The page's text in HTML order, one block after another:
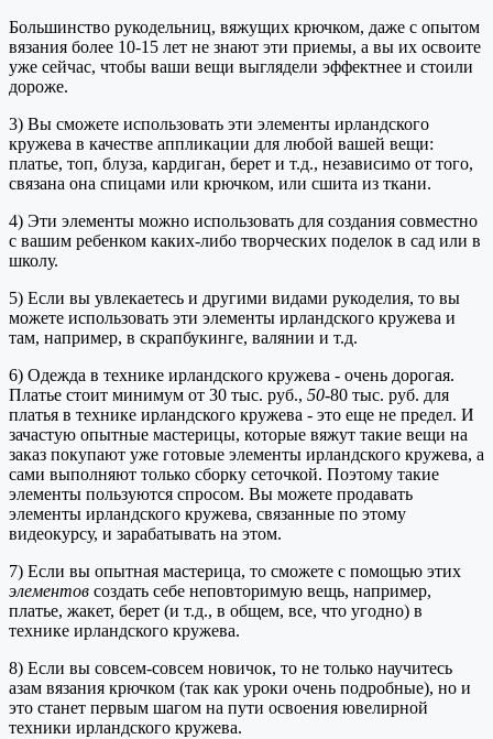
Большинство рукодельниц, вяжущих крючком, даже с опытом
вязания более 10-15 лет не знают эти приемы, а вы их освоите
уже сейчас, чтобы ваши вещи выглядели эффектнее и стоили
дороже.
3) Вы сможете использовать эти элементы ирландского
кружева в качестве аппликации для любой вашей вещи:
платье, топ, блуза, кардиган, берет и т.д., независимо от того,
связана она спицами или крючком, или сшита из ткани.
4) Эти элементы можно использовать для создания совместно
с вашим ребенком каких-либо творческих поделок в сад или в
школу.
5) Если вы увлекаетесь и другими видами рукоделия, то вы
можете использовать эти элементы ирландского кружева и
там, например, в скрапбукинге, валянии и т.д.
6) Одежда в технике ирландского кружева - очень дорогая.
Платье стоит минимум от 30 тыс. руб., 50-80 тыс. руб. для
платья в технике ирландского кружева - это еще не предел. И
зачастую опытные мастерицы, которые вяжут такие вещи на
заказ покупают уже готовые элементы ирландского кружева, а
сами выполняют только сборку сеточкой. Поэтому такие
элементы пользуются спросом. Вы можете продавать
элементы ирландского кружева, связанные по этому
видеокурсу, и зарабатывать на этом.
7) Если вы опытная мастерица, то сможете с помощью этих
элементов создать себе неповторимую вещь, например,
платье, жакет, берет (и т.д., в общем, все, что угодно) в
технике ирландского кружева.
8) Если вы совсем-совсем новичок, то не только научитесь
азам вязания крючком (так как уроки очень подробные), но и
это станет первым шагом на пути освоения ювелирной
техники ирландского кружева.